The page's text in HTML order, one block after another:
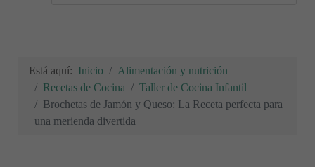
Está aquí: Inicio
Alimentación y nutrición
Recetas de Cocina
Taller de Cocina Infantil
Brochetas de Jamón y Queso: La Receta perfecta para
una merienda divertida